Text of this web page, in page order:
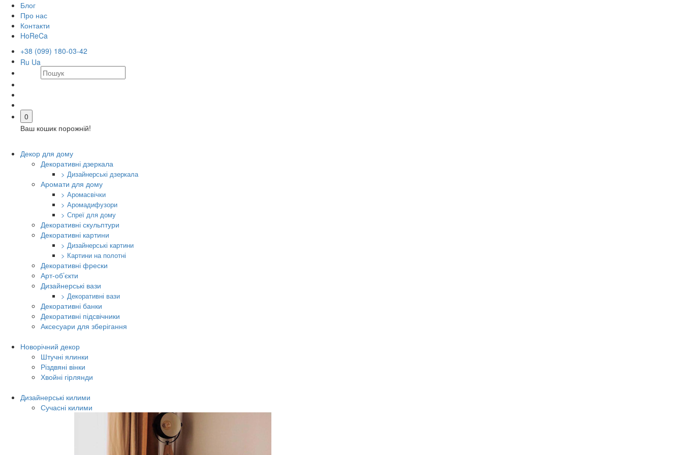
Блог
Про нас
Контакти
HoReCa
+38 (099) 180-03-42
Ru Ua
0
Ваш кошик порожній!
Декор для дому
Декоративні дзеркала
> Дизайнерські дзеркала
Аромати для дому
> Аромасвічки
> Аромадифузори
> Спреї для дому
Декоративні скульптури
Декоративні картини
> Дизайнерські картини
> Картини на полотні
Декоративні фрески
Арт-об’єкти
Дизайнерські вази
> Декоративні вази
Декоративні банки
Декоративні підсвічники
Аксесуари для зберігання
Новорічний декор
Штучні ялинки
Різдвяні вінки
Хвойні гірлянди
Дизайнерські килими
Сучасні килими